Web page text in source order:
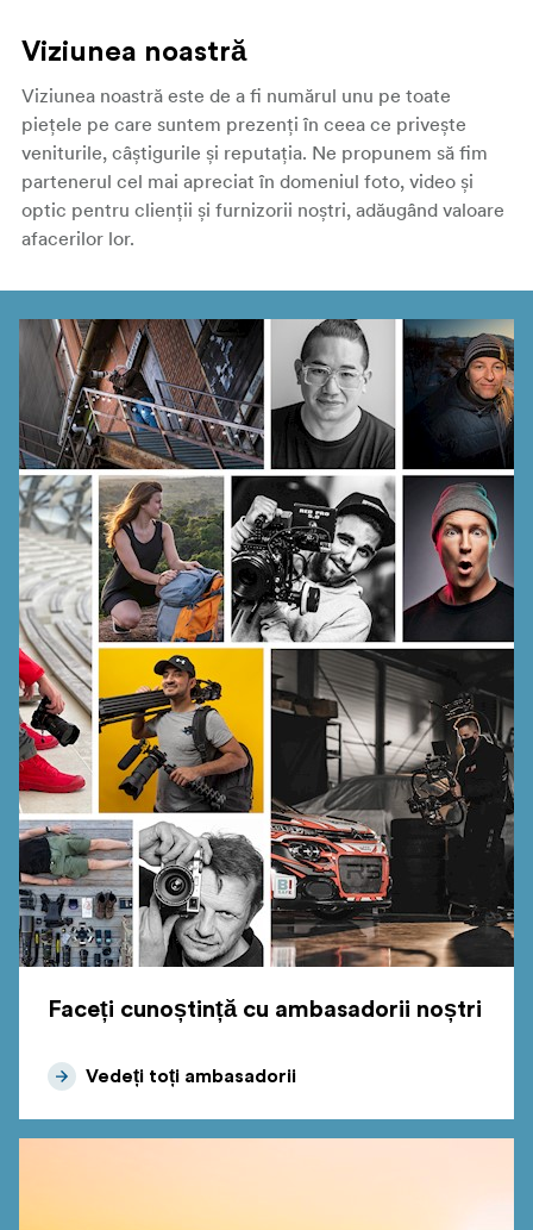
Viziunea noastră
Viziunea noastră este de a fi numărul unu pe toate
piețele pe care suntem prezenți în ceea ce privește
veniturile, câștigurile și reputația. Ne propunem să fim
partenerul cel mai apreciat în domeniul foto, video și
optic pentru clienții și furnizorii noștri, adăugând valoare
afacerilor lor.
Faceți cunoștință cu ambasadorii noștri
Vedeți toți ambasadorii